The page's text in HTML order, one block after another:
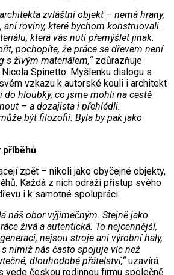
zvláštní objekt – nemá hrany,
ani roviny, které bychom konstruovali.
která vás nutí přemýšlet jinak.
pochopíte, že práce se dřevem není
s živým materiálem,“ zdůrazňuje
Spinetto. Myšlenku dialogu s
vzkazu k autorské kouli i architekt
do hloubky, co jsme mohli na cestě
– a dozajista i přehlédli.
být filozofií. Byla by pak jako
zpět – nikoli jako obyčejné objekty,
Každá z nich odráží přístup svého
i k samotné spolupráci.
náš obor výjimečným. Stejně jako
živá a autentická. To nejcennější,
nejsou stroje ani výrobní haly,
nimiž nás často spojuje víc než
dlouhodobé přátelství,“uzavírá
vede českou rodinnou firmu společně